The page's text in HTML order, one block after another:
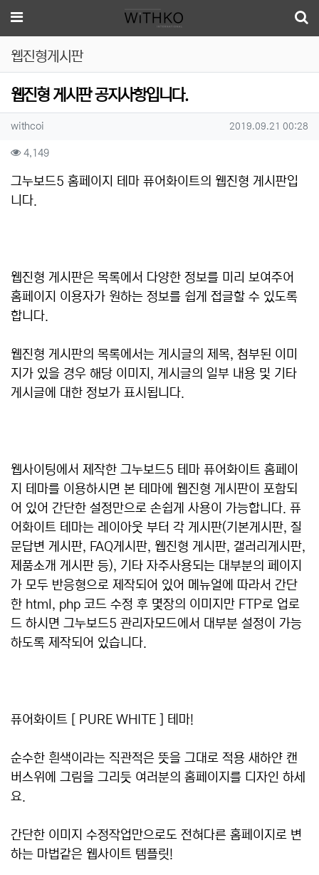
메뉴
웹진형게시판
웹진형 게시판 공지사항입니다.
작성자 정보
withcoi 작성일
2019.09.21 00:28
컨텐츠 정보
4,149조회
본문
그누보드5 홈페이지 테마 퓨어화이트의 웹진형 게시판입
니다.
웹진형 게시판은 목록에서 다양한 정보를 미리 보여주어
홈페이지 이용자가 원하는 정보를 쉽게 접글할 수 있도록
합니다.
웹진형 게시판의 목록에서는 게시글의 제목, 첨부된 이미
지가 있을 경우 해당 이미지, 게시글의 일부 내용 및 기타
게시글에 대한 정보가 표시됩니다.
웹사이팅에서 제작한 그누보드5 테마 퓨어화이트 홈페이
지 테마를 이용하시면 본 테마에 웹진형 게시판이 포함되
어 있어 간단한 설정만으로 손쉽게 사용이 가능합니다. 퓨
어화이트 테마는 레이아웃 부터 각 게시판(기본게시판, 질
문답변 게시판, FAQ게시판, 웹진형 게시판, 갤러리게시판,
제품소개 게시판 등), 기타 자주사용되는 대부분의 페이지
가 모두 반응형으로 제작되어 있어 메뉴얼에 따라서 간단
한 html, php 코드 수정 후 몇장의 이미지만 FTP로 업로
드 하시면 그누보드5 관리자모드에서 대부분 설정이 가능
하도록 제작되어 있습니다.
퓨어화이트 [ PURE WHITE ] 테마!
순수한 흰색이라는 직관적은 뜻을 그대로 적용 새하얀 캔
버스위에 그림을 그리듯 여러분의 홈페이지를 디자인 하세
요.
간단한 이미지 수정작업만으로도 전혀다른 홈페이지로 변
하는 마법같은 웹사이트 템플릿!